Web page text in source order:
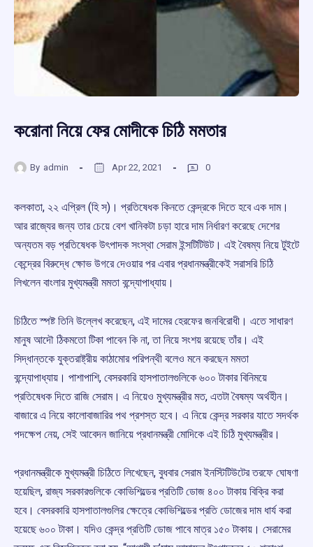
করোনা নিয়ে ফের মোদীকে চিঠি মমতার
By admin Apr 22, 2021 0
কলকাতা, ২২ এপ্রিল (হি স)। প্রতিষেধক কিনতে কেন্দ্রকে দিতে হবে এক দাম।
আর রাজ্যের জন্য তার চেয়ে বেশ খানিকটা চড়া হারে দাম নির্ধারণ করেছে দেশের
অন্যতম বড় প্রতিষেধক উৎপাদক সংস্থা সেরাম ইন্সটিটিউট। এই বৈষম্য নিয়ে টুইটে
কেন্দ্রের বিরুদ্ধে ক্ষোভ উগরে দেওয়ার পর এবার প্রধানমন্ত্রীকেই সরাসরি চিঠি
লিখলেন বাংলার মুখ্যমন্ত্রী মমতা বন্দ্যোপাধ্যায়।
চিঠিতে স্পষ্ট তিনি উল্লেখ করেছেন, এই দামের হেরফের জনবিরোধী। এতে সাধারণ
মানুষ আদৌ ঠিকমতো টিকা পাবেন কি না, তা নিয়ে সংশয় রয়েছে তাঁর। এই
সিদ্ধান্তকে যুক্তরাষ্ট্রীয় কাঠামোর পরিপন্থী বলেও মনে করছেন মমতা
বন্দ্যোপাধ্যায়। পাশাপাশি, বেসরকারি হাসপাতালগুলিকে ৬০০ টাকার বিনিময়ে
প্রতিষেধক দিতে রাজি সেরাম। এ নিয়েও মুখ্যমন্ত্রীর মত, এতটা বৈষম্য অর্থহীন।
বাজারে এ নিয়ে কালোবাজারির পথ প্রশস্ত হবে। এ নিয়ে কেন্দ্র সরকার যাতে সদর্থক
পদক্ষেপ নেয়, সেই আবেদন জানিয়ে প্রধানমন্ত্রী মোদিকে এই চিঠি মুখ্যমন্ত্রীর।
প্রধানমন্ত্রীকে মুখ্যমন্ত্রী চিঠিতে লিখেছেন, বুধবার সেরাম ইনস্টিটিউটের তরফে ঘোষণা
হয়েছিল, রাজ্য সরকারগুলিকে কোভিশিল্ডের প্রতিটি ডোজ ৪০০ টাকায় বিক্রি করা
হবে। বেসরকারি হাসপাতালগুলির ক্ষেত্রে কোভিশিল্ডের প্রতি ডোজের দাম ধার্য করা
হয়েছে ৬০০ টাকা। যদিও কেন্দ্র প্রতিটি ডোজ পাবে মাত্র ১৫০ টাকায়। সেরামের